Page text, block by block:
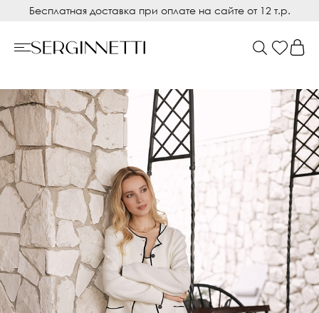
Бесплатная доставка при оплате на сайте от 12 т.р.